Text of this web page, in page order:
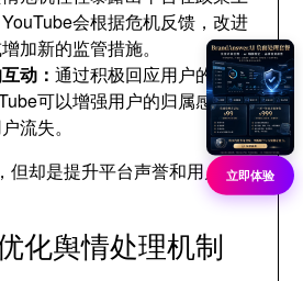
会根据危机反馈，改进
加新的监管措施。
动：通过积极回应用户的意见
可以增强用户的归属感和忠
流失。
但却是提升平台声誉和用户体验
化舆情处理机制
立即体验